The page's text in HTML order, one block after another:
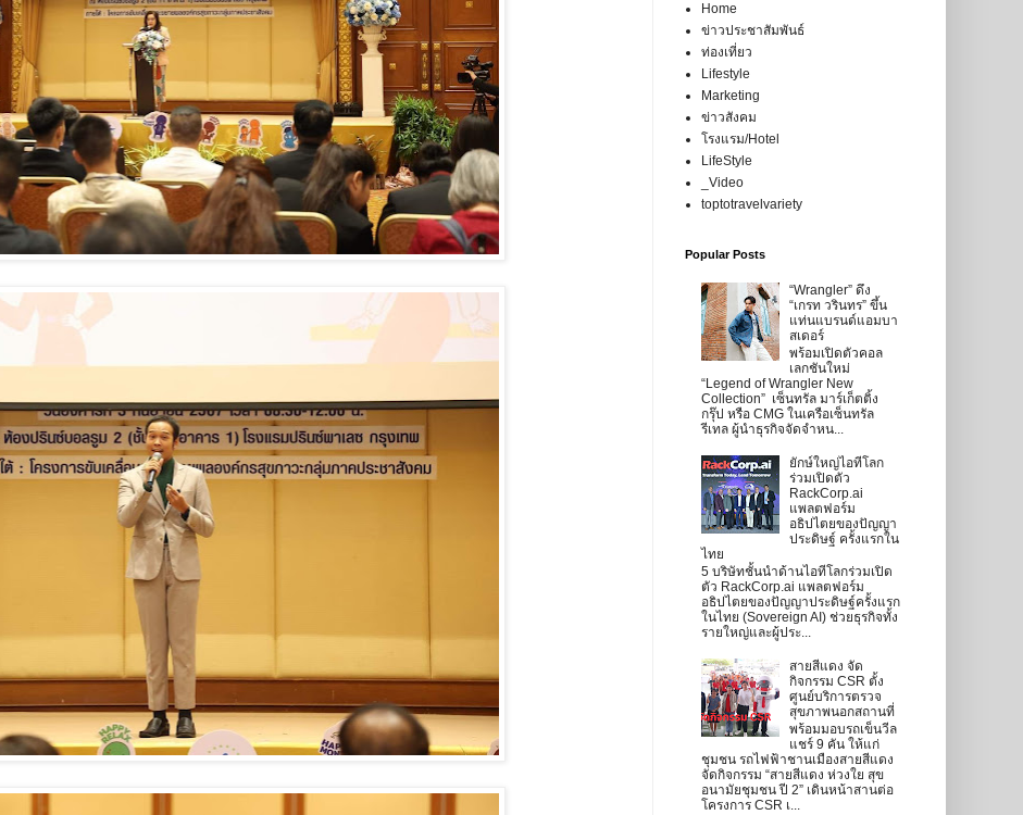
Home
ข่าวประชาสัมพันธ์
ท่องเที่ยว
Lifestyle
Marketing
ข่าวสังคม
โรงแรม/Hotel
LifeStyle
_Video
toptotravelvariety
Popular Posts
“Wrangler” ดึง
“เกรท วรินทร” ขึ้น
แท่นแบรนด์แอมบา
สเดอร์
พร้อมเปิดตัวคอล
เลกชันใหม่
“Legend of Wrangler New
Collection” เซ็นทรัล มาร์เก็ตติ้ง
กรุ๊ป หรือ CMG ในเครือเซ็นทรัล
รีเทล ผู้นำธุรกิจจัดจำหน...
ยักษ์ใหญ่ไอทีโลก
ร่วมเปิดตัว
RackCorp.ai
แพลตฟอร์ม
อธิปไตยของปัญญา
ประดิษฐ์ ครั้งแรกใน
ไทย
5 บริษัทชั้นนำด้านไอทีโลกร่วมเปิด
ตัว RackCorp.ai แพลตฟอร์ม
อธิปไตยของปัญญาประดิษฐ์ครั้งแรก
ในไทย (Sovereign AI) ช่วยธุรกิจทั้ง
รายใหญ่และผู้ประ...
สายสีแดง จัด
กิจกรรม CSR ตั้ง
ศูนย์บริการตรวจ
สุขภาพนอกสถานที่
พร้อมมอบรถเข็นวีล
แชร์ 9 คัน ให้แก่
ชุมชน รถไฟฟ้าชานเมืองสายสีแดง
จัดกิจกรรม “สายสีแดง ห่วงใย สุข
อนามัยชุมชน ปี 2” เดินหน้าสานต่อ
โครงการ CSR เ...